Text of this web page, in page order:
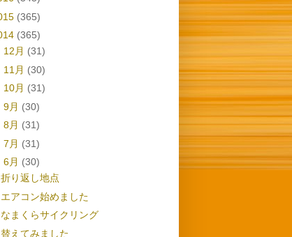
(365)
(365)
12月 (31)
11月 (30)
10月 (31)
9月 (30)
8月 (31)
7月 (31)
6月 (30)
折り返し地点
エアコン始めました
なまくらサイクリング
替えてみました